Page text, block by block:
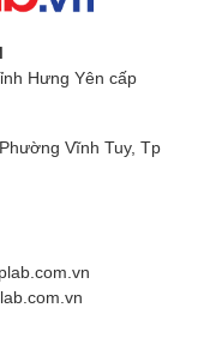
Hưng Yên cấp
Vĩnh Tuy, Tp